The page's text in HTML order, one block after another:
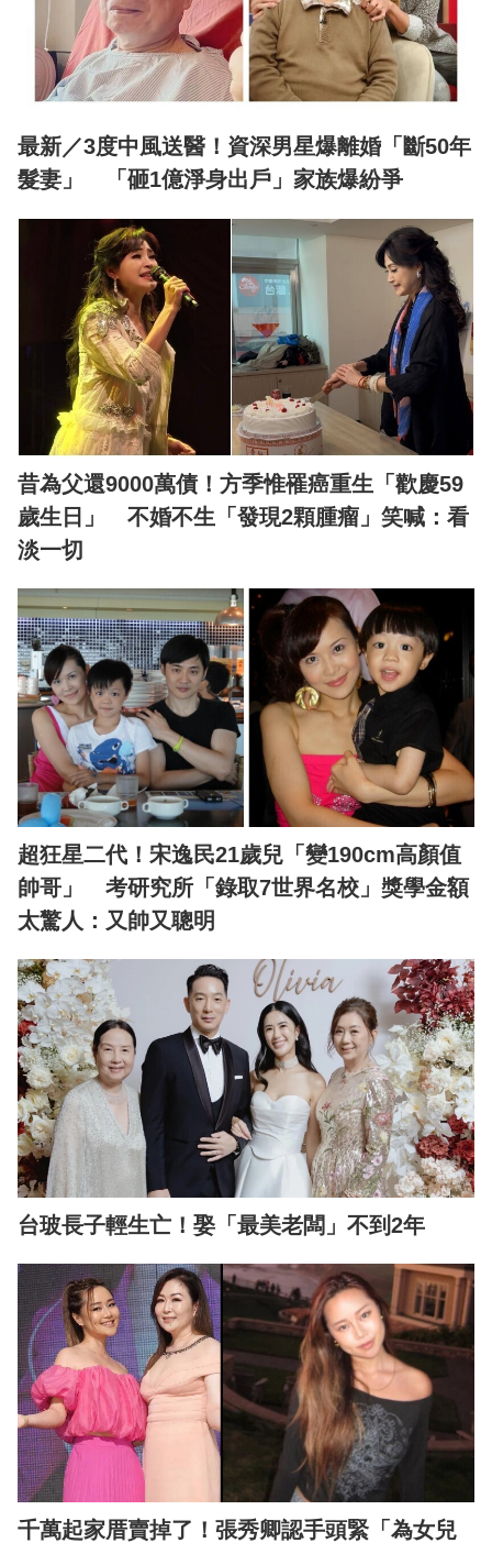
最新／3度中風送醫！資深男星爆離婚「斷50年
髮妻」 「砸1億淨身出戶」家族爆紛爭
昔為父還9000萬債！方季惟罹癌重生「歡慶59
歲生日」 不婚不生「發現2顆腫瘤」笑喊：看
淡一切
超狂星二代！宋逸民21歲兒「變190cm高顏值
帥哥」 考研究所「錄取7世界名校」獎學金額
太驚人：又帥又聰明
台玻長子輕生亡！娶「最美老闆」不到2年
千萬起家厝賣掉了！張秀卿認手頭緊「為女兒